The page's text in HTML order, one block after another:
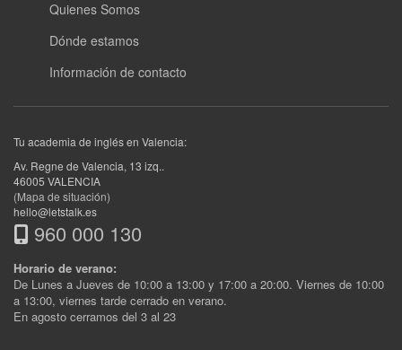
Quienes Somos
Dónde estamos
Información de contacto
Tu academia de inglés en Valencia:
Av. Regne de Valencia, 13 izq..
46005 VALENCIA
(Mapa de situación)
hello@letstalk.es
960 000 130
Horario de verano:
De Lunes a Jueves de 10:00 a 13:00 y 17:00 a 20:00. Viernes de 10:00
a 13:00, viernes tarde cerrado en verano.
En agosto cerramos del 3 al 23